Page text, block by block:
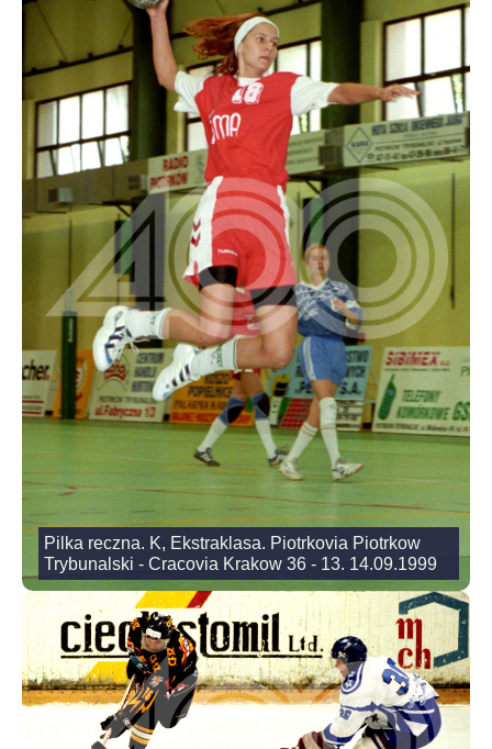
Pilka reczna. K, Ekstraklasa. Piotrkovia Piotrkow
Trybunalski - Cracovia Krakow 36 - 13. 14.09.1999